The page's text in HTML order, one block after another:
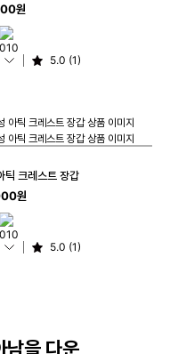
원
5.0 (1)
틱 크레스트 장갑
원
5.0 (1)
남을 다운